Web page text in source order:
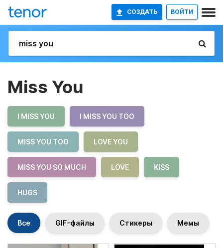
СОЗДАТЬ ВОЙТИ
Miss You
I MISS YOU I MISS YOU TOO
MISS YOU TOO LOVE YOU
MISS YOU SO MUCH LOVE KISS
HUGS
Все GIF-файлы Стикеры Мемы